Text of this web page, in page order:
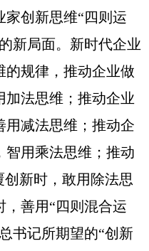
家创新思维“四则运
新局面。新时代企业
的规律，推动企业做
加法思维；推动企业
用减法思维；推动企
智用乘法思维；推动
新时，敢用除法思
善用“四则混合运
书记所期望的“创新